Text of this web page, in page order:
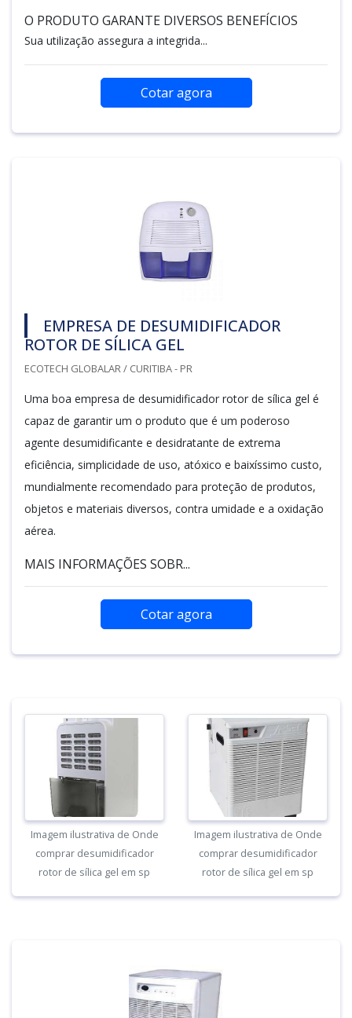
O PRODUTO GARANTE DIVERSOS BENEFÍCIOS
Sua utilização assegura a integrida...
Cotar agora
EMPRESA DE DESUMIDIFICADOR
ROTOR DE SÍLICA GEL
ECOTECH GLOBALAR / CURITIBA - PR
Uma boa empresa de desumidificador rotor de sílica gel é
capaz de garantir um o produto que é um poderoso
agente desumidificante e desidratante de extrema
eficiência, simplicidade de uso, atóxico e baixíssimo custo,
mundialmente recomendado para proteção de produtos,
objetos e materiais diversos, contra umidade e a oxidação
aérea.
MAIS INFORMAÇÕES SOBR...
Cotar agora
Imagem ilustrativa de Onde
comprar desumidificador
rotor de sílica gel em sp
Imagem ilustrativa de Onde
comprar desumidificador
rotor de sílica gel em sp